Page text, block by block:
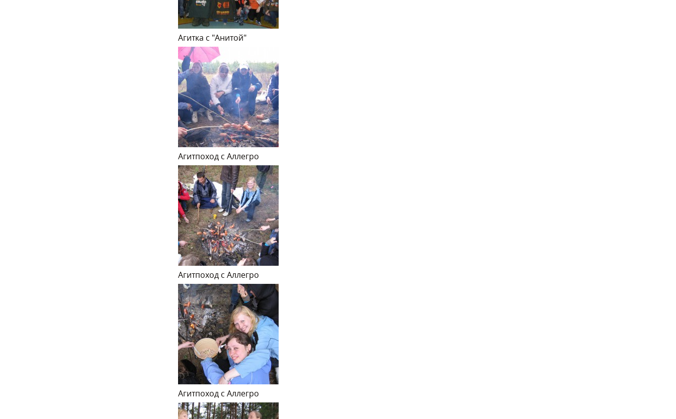
Агитка с "Анитой"
Агитпоход с Аллегро
Агитпоход с Аллегро
Агитпоход с Аллегро